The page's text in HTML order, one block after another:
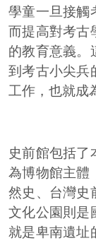
學童一旦接觸
而提高對考古
的教育意義。
到考古小尖兵
工作，也就成
史前館包括了
為博物館主體
然史、台灣史
文化公園則是
就是卑南遺址